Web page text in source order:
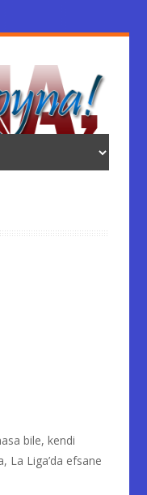
bile, kendi
La Liga’da efsane